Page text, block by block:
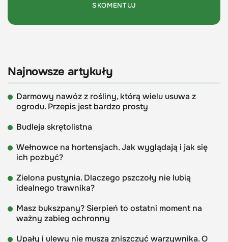
Najnowsze artykuły
Darmowy nawóz z rośliny, którą wielu usuwa z
ogrodu. Przepis jest bardzo prosty
Budleja skrętolistna
Wełnowce na hortensjach. Jak wyglądają i jak się
ich pozbyć?
Zielona pustynia. Dlaczego pszczoły nie lubią
idealnego trawnika?
Masz bukszpany? Sierpień to ostatni moment na
ważny zabieg ochronny
Upały i ulewy nie muszą zniszczyć warzywnika. O